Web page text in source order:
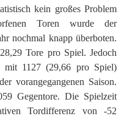
kein großes Problem
Toren wurde der
nochmal knapp überboten.
Tore pro Spiel. Jedoch
mit 1127 (29,66 pro Spiel)
vorangegangenen Saison.
Gegentore. Die Spielzeit
Tordifferenz von -52